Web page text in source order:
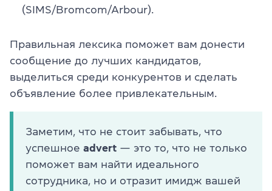
(SIMS/Bromcom/Arbour).
Правильная лексика поможет вам донести
сообщение до лучших кандидатов,
выделиться среди конкурентов и сделать
объявление более привлекательным.
Заметим, что не стоит забывать, что
успешное advert — это то, что не только
поможет вам найти идеального
сотрудника, но и отразит имидж вашей